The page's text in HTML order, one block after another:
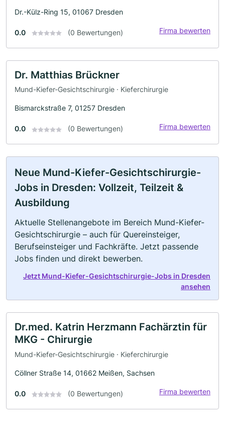
Dr.-Külz-Ring 15, 01067 Dresden
0.0 (0 Bewertungen) Firma bewerten
Dr. Matthias Brückner
Mund-Kiefer-Gesichtschirurgie · Kieferchirurgie
Bismarckstraße 7, 01257 Dresden
0.0 (0 Bewertungen) Firma bewerten
Neue Mund-Kiefer-Gesichtschirurgie-
Jobs in Dresden: Vollzeit, Teilzeit &
Ausbildung
Aktuelle Stellenangebote im Bereich Mund-Kiefer-
Gesichtschirurgie – auch für Quereinsteiger,
Berufseinsteiger und Fachkräfte. Jetzt passende
Jobs finden und direkt bewerben.
Jetzt Mund-Kiefer-Gesichtschirurgie-Jobs in Dresden
ansehen
Dr.med. Katrin Herzmann Fachärztin für
MKG - Chirurgie
Mund-Kiefer-Gesichtschirurgie · Kieferchirurgie
Cöllner Straße 14, 01662 Meißen, Sachsen
0.0 (0 Bewertungen) Firma bewerten